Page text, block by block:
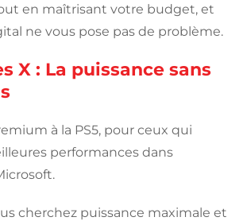
en maîtrisant votre budget, et
ne vous pose pas de problème.
X : La puissance sans
à la PS5, pour ceux qui
performances dans
cherchez puissance maximale et